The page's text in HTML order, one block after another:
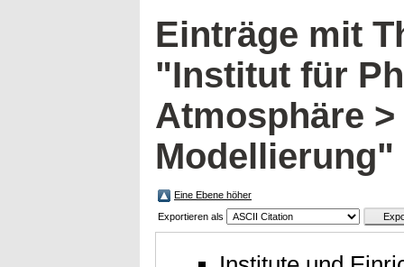
Einträge mit
"Institut für
Atmosphäre
Modellierung"
Eine Ebene höher
Exportieren als